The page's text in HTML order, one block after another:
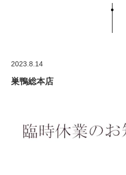
2023.8.14
巣鴨総本店